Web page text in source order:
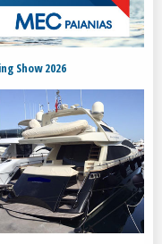
Show 2026